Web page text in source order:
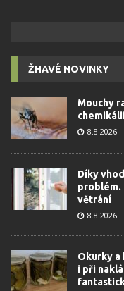
ŽHAVÉ NOVINKY
Mouchy
8.8.2026
Díky
problém.
větrání
8.8.2026
Okurky a
i při